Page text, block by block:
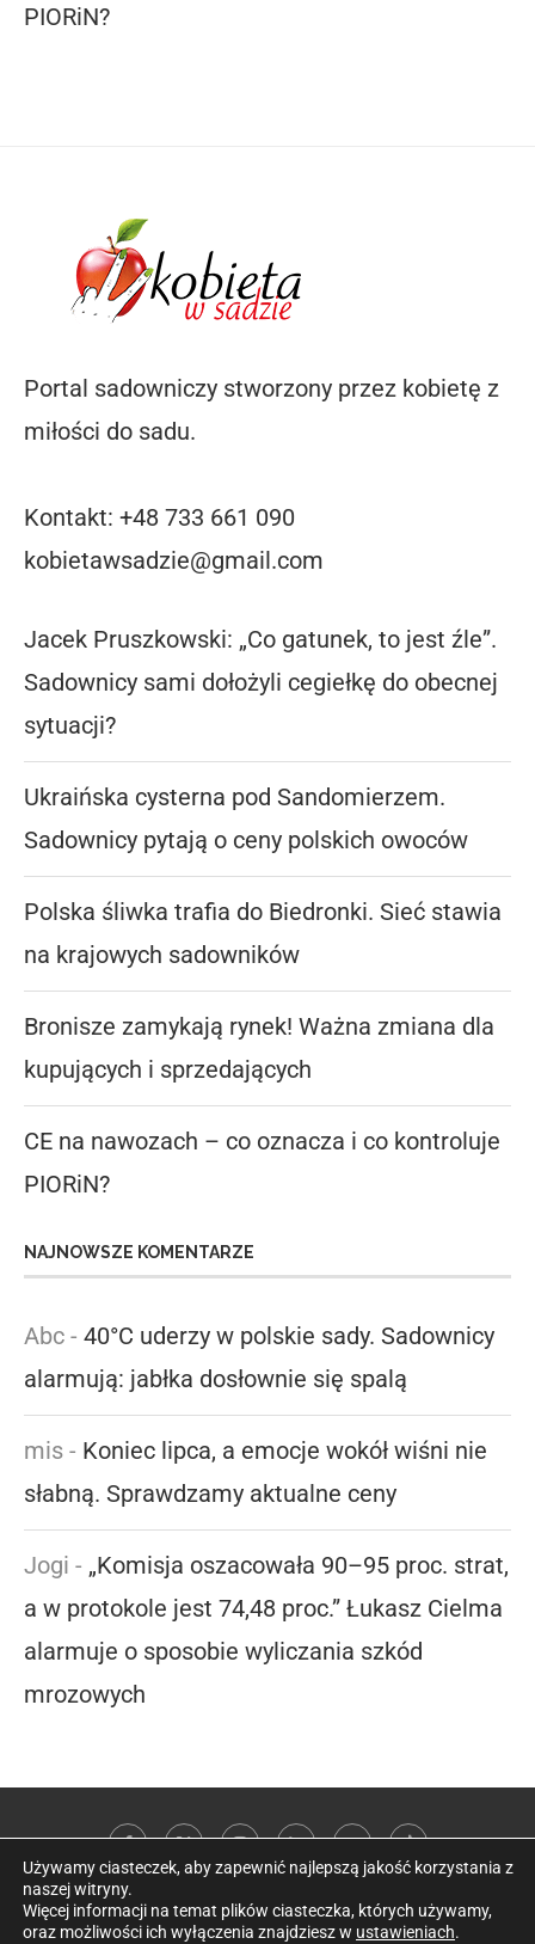
PIORiN?
Portal sadowniczy stworzony przez kobietę z
miłości do sadu.
Kontakt: +48 733 661 090
kobietawsadzie@gmail.com
Jacek Pruszkowski: „Co gatunek, to jest źle”.
Sadownicy sami dołożyli cegiełkę do obecnej
sytuacji?
Ukraińska cysterna pod Sandomierzem.
Sadownicy pytają o ceny polskich owoców
Polska śliwka trafia do Biedronki. Sieć stawia
na krajowych sadowników
Bronisze zamykają rynek! Ważna zmiana dla
kupujących i sprzedających
CE na nawozach – co oznacza i co kontroluje
PIORiN?
NAJNOWSZE KOMENTARZE
Abc - 40°C uderzy w polskie sady. Sadownicy
alarmują: jabłka dosłownie się spalą
mis - Koniec lipca, a emocje wokół wiśni nie
słabną. Sprawdzamy aktualne ceny
Jogi - „Komisja oszacowała 90–95 proc. strat,
a w protokole jest 74,48 proc.” Łukasz Cielma
alarmuje o sposobie wyliczania szkód
mrozowych
@2026 Kobieta w sadzie
Używamy ciasteczek, aby zapewnić najlepszą jakość korzystania z
naszej witryny.
Więcej informacji na temat plików ciasteczka, których używamy,
oraz możliwości ich wyłączenia znajdziesz w ustawieniach.